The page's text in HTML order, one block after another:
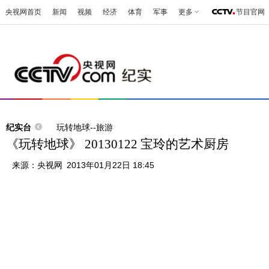
央视网首页 新闻 视频 经济 体育 军事 更多 节目官网
纪实台 玩转地球--旅游
《玩转地球》 20130122 宝玲的艺术厨房
来源： 央视网 2013年01月22日 18:45